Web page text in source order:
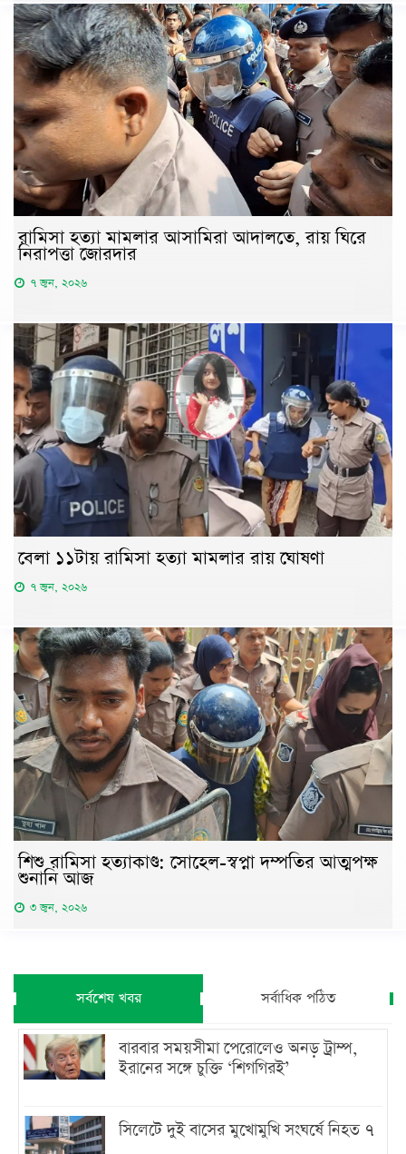
রামিসা হত্যা মামলার আসামিরা আদালতে, রায় ঘিরে
নিরাপত্তা জোরদার
৭ জুন, ২০২৬
বেলা ১১টায় রামিসা হত্যা মামলার রায় ঘোষণা
৭ জুন, ২০২৬
শিশু রামিসা হত্যাকাণ্ড: সোহেল-স্বপ্না দম্পতির আত্মপক্ষ
শুনানি আজ
৩ জুন, ২০২৬
সর্বশেষ খবর সর্বাধিক পঠিত
বারবার সময়সীমা পেরোলেও অনড় ট্রাম্প,
ইরানের সঙ্গে চুক্তি ‘শিগগিরই’
সিলেটে দুই বাসের মুখোমুখি সংঘর্ষে নিহত ৭